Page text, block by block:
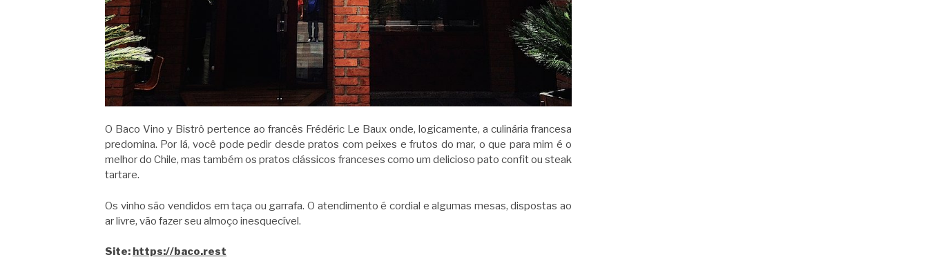
O Baco Vino y Bistrô pertence ao francês Frédéric Le Baux onde, logicamente, a culinária francesa
predomina. Por lá, você pode pedir desde pratos com peixes e frutos do mar, o que para mim é o
melhor do Chile, mas também os pratos clássicos franceses como um delicioso pato confit ou steak
tartare.
Os vinho são vendidos em taça ou garrafa. O atendimento é cordial e algumas mesas, dispostas ao
ar livre, vão fazer seu almoço inesquecível.
Site: https://baco.rest